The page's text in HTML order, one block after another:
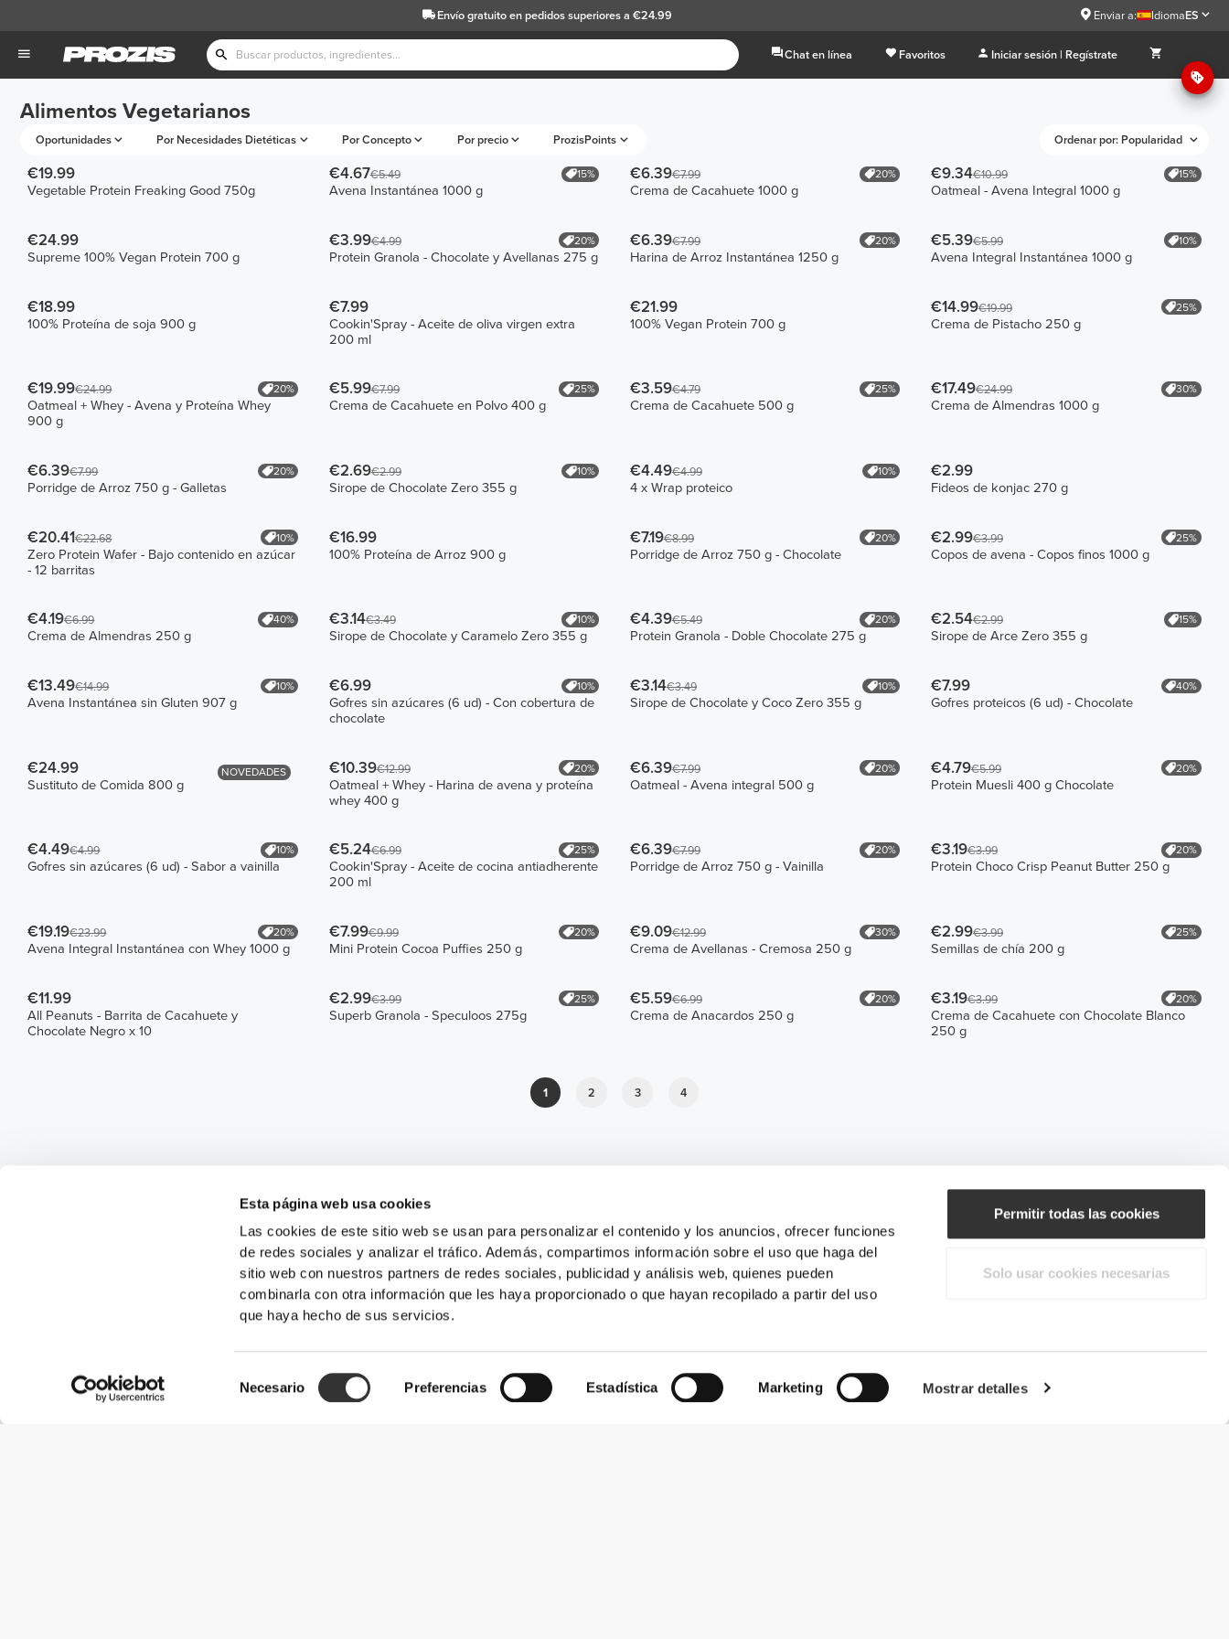
Esta página web usa cookies
Las cookies de este sitio web se usan para personalizar el contenido y los anuncios, ofrecer funciones
de redes sociales y analizar el tráfico. Además, compartimos información sobre el uso que haga del
sitio web con nuestros partners de redes sociales, publicidad y análisis web, quienes pueden
combinarla con otra información que les haya proporcionado o que hayan recopilado a partir del uso
que haya hecho de sus servicios.
de
Necesario Preferencias Estadística Marketing Mostrar detalles
Permitir todas las cookies
Solo usar cookies necesarias
Envío gratuitoen pedidos superiores a €24.99 Enviar a: IdiomaES
Chat en línea Favoritos Iniciar sesión | Regístrate
Alimentos Vegetarianos
Oportunidades Por Necesidades Dietéticas Por Concepto Por precio ProzisPoints Ordenar por: Popularidad
€19.99
Vegetable Protein Freaking Good 750g
€4.67€5.49 15%
Avena Instantánea 1000 g
€6.39€7.99 20%
Crema de Cacahuete 1000 g
€9.34€10.99 15%
Oatmeal - Avena Integral 1000 g
€24.99
Supreme 100% Vegan Protein 700 g
€3.99€4.99 20%
Protein Granola - Chocolate y Avellanas 275 g
€6.39€7.99 20%
Harina de Arroz Instantánea 1250 g
€5.39€5.99 10%
Avena Integral Instantánea 1000 g
€18.99
100% Proteína de soja 900 g
€7.99
Cookin'Spray - Aceite de oliva virgen extra
200 ml
€21.99
100% Vegan Protein 700 g
€14.99€19.99 25%
Crema de Pistacho 250 g
€19.99€24.99 20%
Oatmeal + Whey - Avena y Proteína Whey
900 g
€5.99€7.99 25%
Crema de Cacahuete en Polvo 400 g
€3.59€4.79 25%
Crema de Cacahuete 500 g
€17.49€24.99 30%
Crema de Almendras 1000 g
€6.39€7.99 20%
Porridge de Arroz 750 g - Galletas
€2.69€2.99 10%
Sirope de Chocolate Zero 355 g
€4.49€4.99 10%
4 x Wrap proteico
€2.99
Fideos de konjac 270 g
€20.41€22.68 10%
Zero Protein Wafer - Bajo contenido en azúcar
- 12 barritas
€16.99
100% Proteína de Arroz 900 g
€7.19€8.99 20%
Porridge de Arroz 750 g - Chocolate
€2.99€3.99 25%
Copos de avena - Copos finos 1000 g
€4.19€6.99 40%
Crema de Almendras 250 g
€3.14€3.49 10%
Sirope de Chocolate y Caramelo Zero 355 g
€4.39€5.49 20%
Protein Granola - Doble Chocolate 275 g
€2.54€2.99 15%
Sirope de Arce Zero 355 g
€13.49€14.99 10%
Avena Instantánea sin Gluten 907 g
€6.99 10%
Gofres sin azúcares (6 ud) - Con cobertura de
chocolate
€3.14€3.49 10%
Sirope de Chocolate y Coco Zero 355 g
€7.99 40%
Gofres proteicos (6 ud) - Chocolate
NOVEDADES
€24.99
Sustituto de Comida 800 g
€10.39€12.99 20%
Oatmeal + Whey - Harina de avena y proteína
whey 400 g
€6.39€7.99 20%
Oatmeal - Avena integral 500 g
€4.79€5.99 20%
Protein Muesli 400 g Chocolate
€4.49€4.99 10%
Gofres sin azúcares (6 ud) - Sabor a vainilla
€5.24€6.99 25%
Cookin'Spray - Aceite de cocina antiadherente
200 ml
€6.39€7.99 20%
Porridge de Arroz 750 g - Vainilla
€3.19€3.99 20%
Protein Choco Crisp Peanut Butter 250 g
€19.19€23.99 20%
Avena Integral Instantánea con Whey 1000 g
€7.99€9.99 20%
Mini Protein Cocoa Puffies 250 g
€9.09€12.99 30%
Crema de Avellanas - Cremosa 250 g
€2.99€3.99 25%
Semillas de chía 200 g
€11.99
All Peanuts - Barrita de Cacahuete y
Chocolate Negro x 10
€2.99€3.99 25%
Superb Granola - Speculoos 275g
€5.59€6.99 20%
Crema de Anacardos 250 g
€3.19€3.99 20%
Crema de Cacahuete con Chocolate Blanco
250 g
1 2 3 4